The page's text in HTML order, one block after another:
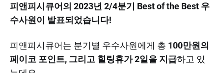
피앤피시큐어의 2023년 2/4분기 Best of the Best 우
수사원이 발표되었습니다!
피앤피시큐어는 분기별 우수사원에게 총 100만원의
페이코 포인트, 그리고 힐링휴가 2일을 지급하고 있